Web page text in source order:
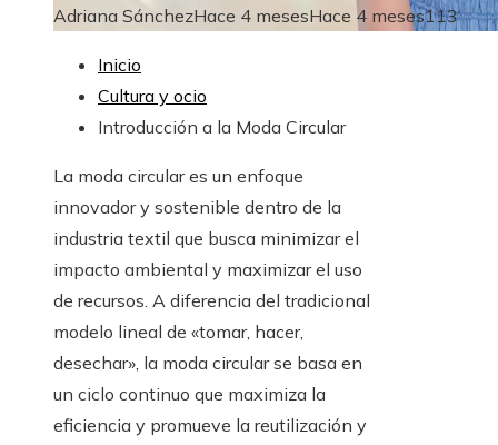
Adriana SánchezHace 4 mesesHace 4 meses113
Inicio
Cultura y ocio
Introducción a la Moda Circular
La moda circular es un enfoque
innovador y sostenible dentro de la
industria textil que busca minimizar el
impacto ambiental y maximizar el uso
de recursos. A diferencia del tradicional
modelo lineal de «tomar, hacer,
desechar», la moda circular se basa en
un ciclo continuo que maximiza la
eficiencia y promueve la reutilización y